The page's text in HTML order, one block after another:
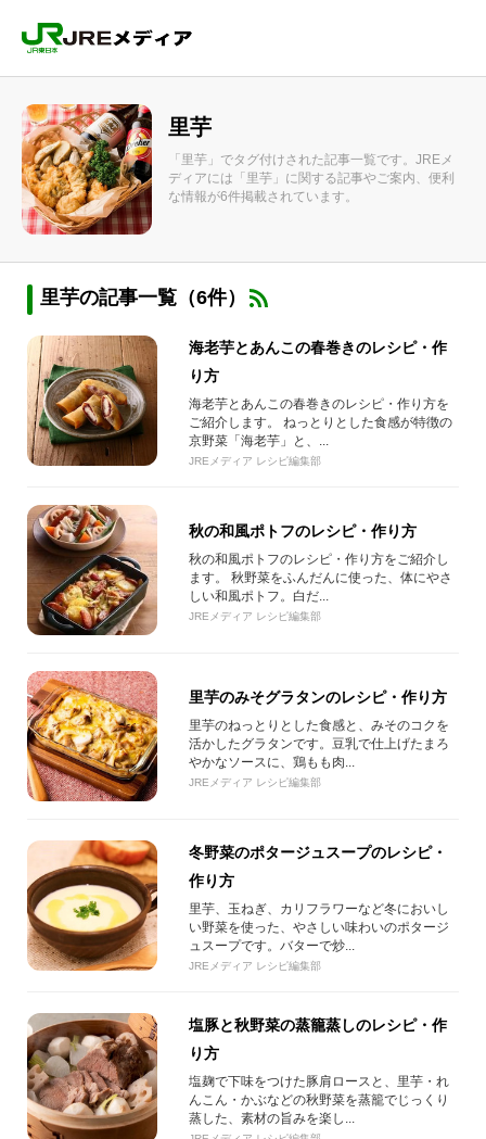
里芋
「里芋」でタグ付けされた記事一覧です。JREメ
ディアには「里芋」に関する記事やご案内、便利
な情報が6件掲載されています。
里芋の記事一覧（6件）
海老芋とあんこの春巻きのレシピ・作
り方
海老芋とあんこの春巻きのレシピ・作り方を
ご紹介します。 ねっとりとした食感が特徴の
京野菜「海老芋」と、...
JREメディア レシピ編集部
秋の和風ポトフのレシピ・作り方
秋の和風ポトフのレシピ・作り方をご紹介し
ます。 秋野菜をふんだんに使った、体にやさ
しい和風ポトフ。白だ...
JREメディア レシピ編集部
里芋のみそグラタンのレシピ・作り方
里芋のねっとりとした食感と、みそのコクを
活かしたグラタンです。豆乳で仕上げたまろ
やかなソースに、鶏もも肉...
JREメディア レシピ編集部
冬野菜のポタージュスープのレシピ・
作り方
里芋、玉ねぎ、カリフラワーなど冬においし
い野菜を使った、やさしい味わいのポタージ
ュスープです。バターで炒...
JREメディア レシピ編集部
塩豚と秋野菜の蒸籠蒸しのレシピ・作
り方
塩麹で下味をつけた豚肩ロースと、里芋・れ
んこん・かぶなどの秋野菜を蒸籠でじっくり
蒸した、素材の旨みを楽し...